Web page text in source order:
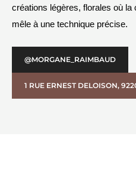
créations légères, florales où
mêle à une technique précise.
@MORGANE_RAIMBAUD
1 RUE ERNEST DELOISON,